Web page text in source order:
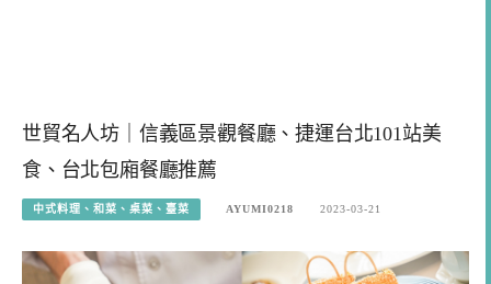
世貿名人坊｜信義區景觀餐廳、捷運台北101站美
食、台北包廂餐廳推薦
中式料理、和菜、桌菜、臺菜 AYUMI0218 2023-03-21